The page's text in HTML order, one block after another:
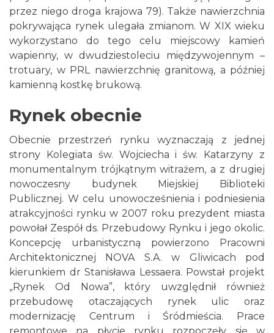
przez niego droga krajowa 79). Także nawierzchnia
pokrywająca rynek ulegała zmianom. W XIX wieku
wykorzystano do tego celu miejscowy kamień
wapienny, w dwudziestoleciu międzywojennym –
trotuary, w PRL nawierzchnię granitową, a później
kamienną kostkę brukową.
Rynek obecnie
Obecnie przestrzeń rynku wyznaczają z jednej
strony Kolegiata św. Wojciecha i św. Katarzyny z
monumentalnym trójkątnym witrażem, a z drugiej
nowoczesny budynek Miejskiej Biblioteki
Publicznej. W celu unowocześnienia i podniesienia
atrakcyjności rynku w 2007 roku prezydent miasta
powołał Zespół ds. Przebudowy Rynku i jego okolic.
Koncepcję urbanistyczną powierzono Pracowni
Architektonicznej NOVA S.A. w Gliwicach pod
kierunkiem dr Stanisława Lessaera. Powstał projekt
„Rynek Od Nowa”, który uwzględnił również
przebudowę otaczających rynek ulic oraz
modernizację Centrum i Śródmieścia. Prace